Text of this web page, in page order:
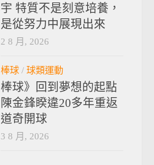
宇 特質不是刻意培養，
是從努力中展現出來
2 8 月, 2026
棒球 / 球類運動
棒球》回到夢想的起點
陳金鋒睽違20多年重返
道奇開球
3 8 月, 2026